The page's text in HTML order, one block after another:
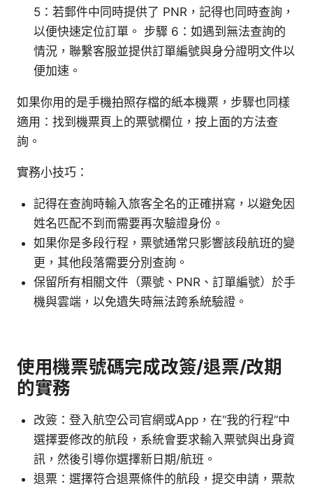
5：若郵件中同時提供了 PNR，記得也同時查詢，
以便快速定位訂單。 步驟 6：如遇到無法查詢的
情況，聯繫客服並提供訂單編號與身分證明文件以
便加速。
如果你用的是手機拍照存檔的紙本機票，步驟也同樣
適用：找到機票頁上的票號欄位，按上面的方法查
詢。
實務小技巧：
記得在查詢時輸入旅客全名的正確拼寫，以避免因
姓名匹配不到而需要再次驗證身份。
如果你是多段行程，票號通常只影響該段航班的變
更，其他段落需要分別查詢。
保留所有相關文件（票號、PNR、訂單編號）於手
機與雲端，以免遺失時無法跨系統驗證。
使用機票號碼完成改簽/退票/改期
的實務
改簽：登入航空公司官網或App，在“我的行程”中
選擇要修改的航段，系統會要求輸入票號與出身資
訊，然後引導你選擇新日期/航班。
退票：選擇符合退票條件的航段，提交申請，票款